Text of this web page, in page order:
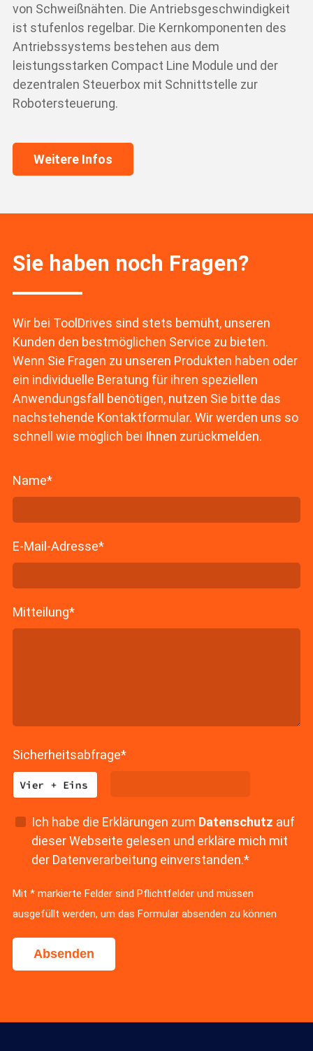
von Schweißnähten. Die Antriebsgeschwindigkeit
ist stufenlos regelbar. Die Kernkomponenten des
Antriebssystems bestehen aus dem
leistungsstarken Compact Line Module und der
dezentralen Steuerbox mit Schnittstelle zur
Robotersteuerung.
Weitere Infos
Sie haben noch Fragen?
Wir bei ToolDrives sind stets bemüht, unseren
Kunden den bestmöglichen Service zu bieten.
Wenn Sie Fragen zu unseren Produkten haben oder
ein individuelle Beratung für ihren speziellen
Anwendungsfall benötigen, nutzen Sie bitte das
nachstehende Kontaktformular. Wir werden uns so
schnell wie möglich bei Ihnen zurückmelden.
Name*
E-Mail-Adresse*
Mitteilung*
Sicherheitsabfrage*
Ich habe die Erklärungen zum Datenschutz auf
dieser Webseite gelesen und erkläre mich mit
der Datenverarbeitung einverstanden.*
Mit * markierte Felder sind Pflichtfelder und müssen
ausgefüllt werden, um das Formular absenden zu können
Absenden